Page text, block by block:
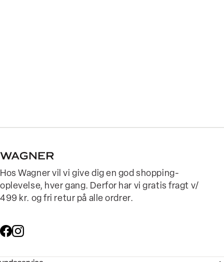
Hos Wagner vil vi give dig en god shopping-
oplevelse, hver gang. Derfor har vi gratis fragt v/
499 kr. og fri retur på alle ordrer.